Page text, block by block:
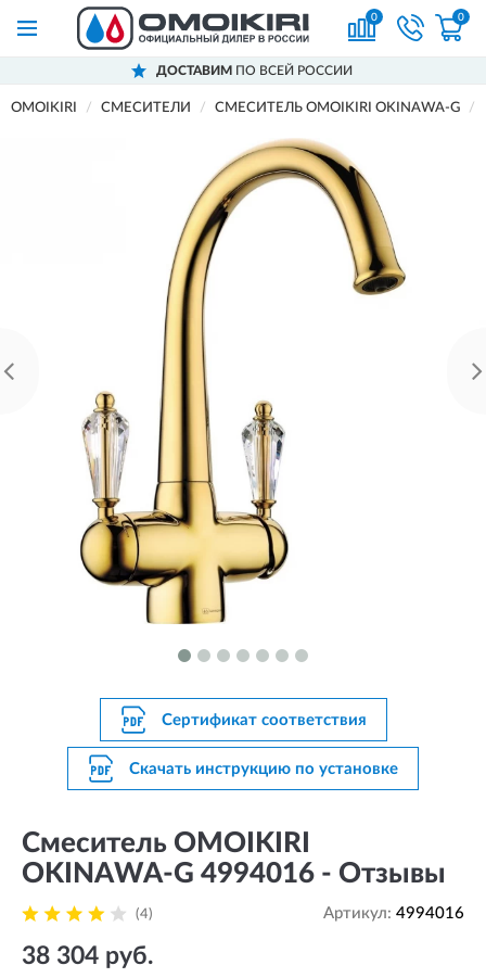
0 0
ДОСТАВИМ ПО ВСЕЙ РОССИИ
OMOIKIRI СМЕСИТЕЛИ СМЕСИТЕЛЬ OMOIKIRI OKINAWA-G
Сертификат соответствия
Скачать инструкцию по установке
Смеситель OMOIKIRI
OKINAWA-G 4994016 - Отзывы
(4) Артикул: 4994016
38 304 руб.